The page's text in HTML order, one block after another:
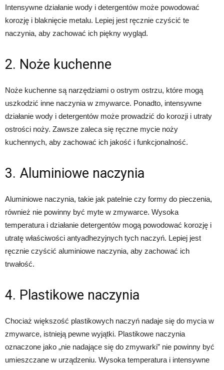
Intensywne działanie wody i detergentów może powodować
korozję i blaknięcie metalu. Lepiej jest ręcznie czyścić te
naczynia, aby zachować ich piękny wygląd.
2. Noże kuchenne
Noże kuchenne są narzędziami o ostrym ostrzu, które mogą
uszkodzić inne naczynia w zmywarce. Ponadto, intensywne
działanie wody i detergentów może prowadzić do korozji i utraty
ostrości noży. Zawsze zaleca się ręczne mycie noży
kuchennych, aby zachować ich jakość i funkcjonalność.
3. Aluminiowe naczynia
Aluminiowe naczynia, takie jak patelnie czy formy do pieczenia,
również nie powinny być myte w zmywarce. Wysoka
temperatura i działanie detergentów mogą powodować korozję i
utratę właściwości antyadhezyjnych tych naczyń. Lepiej jest
ręcznie czyścić aluminiowe naczynia, aby zachować ich
trwałość.
4. Plastikowe naczynia
Chociaż większość plastikowych naczyń nadaje się do mycia w
zmywarce, istnieją pewne wyjątki. Plastikowe naczynia
oznaczone jako „nie nadające się do zmywarki” nie powinny być
umieszczane w urządzeniu. Wysoka temperatura i intensywne